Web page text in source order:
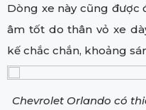
Dòng xe này cũng được
âm tốt do thân vỏ xe
kế chắc chắn, khoảng
Chevrolet Orlando có